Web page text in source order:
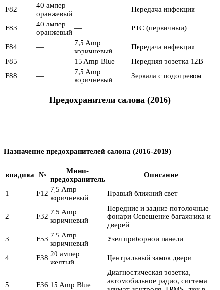
F82
40 ампер
оранжевый
— Передача инфекции
F83
40 ампер
оранжевый
— PTC (первичный)
F84 —
7,5 Amp
коричневый
Передача инфекции
F85
— 15 Amp Blue
Передняя розетка 12В
F88
—
7,5 Amp
коричневый
Зеркала с подогревом
Предохранители салона (2016)
Назначение предохранителей салона (2016-2019)
впадина №
Мини-
предохранитель
Описание
1 F12 7,5 Amp
коричневый
Правый ближний свет
2 F32
7,5 Amp
коричневый
Передние и задние потолочные
фонари Освещение багажника и
дверей
3
F53 7,5 Amp
коричневый
Узел приборной панели
4 F38 20 ампер
желтый
Центральный замок двери
5 F36 15 Amp Blue
Диагностическая розетка,
автомобильное радио, система